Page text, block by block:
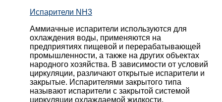
Испарители NH3
Аммиачные испарители используются для
охлаждения воды, применяются на
предприятиях пищевой и перерабатывающей
промышленности, а также на других объектах
народного хозяйства. В зависимости от условий
циркуляции, различают открытые испарители и
закрытые. Испарителями закрытого типа
называют испарители с закрытой системой
циркуляции охлаждаемой жидкости,